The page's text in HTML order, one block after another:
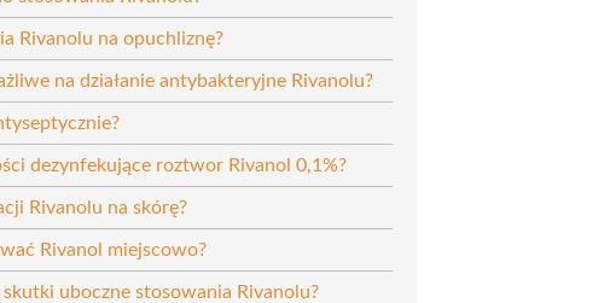
Rivanolu na opuchliznę?
na działanie antybakteryjne Rivanolu?
dezynfekujące roztwor Rivanol 0,1%?
Rivanolu na skórę?
Rivanol miejscowo?
skutki uboczne stosowania Rivanolu?